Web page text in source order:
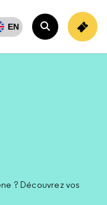
EN
Rechercher
? Découvrez vos